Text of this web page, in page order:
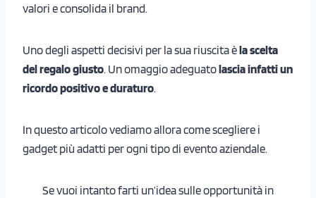
valori e consolida il brand.
Uno degli aspetti decisivi per la sua riuscita èla scelta
del regalo giusto. Un omaggio adeguatolascia infatti un
ricordo positivo e duraturo.
In questo articolo vediamo allora come scegliere i
gadget più adatti per ogni tipo di evento aziendale.
Se vuoi intanto farti un’idea sulle opportunità in